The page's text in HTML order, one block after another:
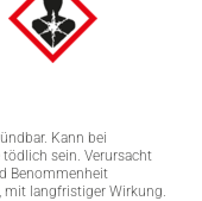
Kann bei
sein. Verursacht
Benommenheit
mit langfristiger Wirkung.